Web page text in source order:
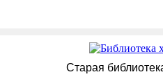
Старая